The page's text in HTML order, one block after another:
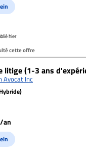
hier
cette offre
litige (1-3 ans
Avocat Inc
an